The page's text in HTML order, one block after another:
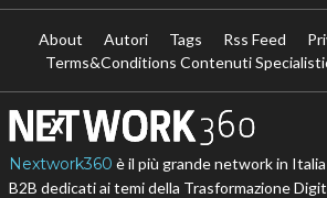
About Autori Tags Rss Feed
Terms&Conditions Contenuti
Nextwork360 è il più grande network in
B2B dedicati ai temi della Trasformazione